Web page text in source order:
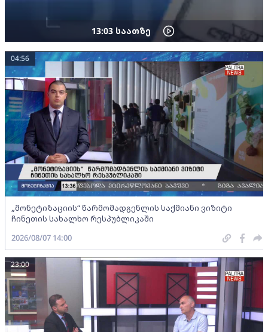
13:03საათზე
„მონეტიზაციის“ წარმომადგენლის საქმიანი ვიზიტი
ჩინეთის სახალხო რესპუბლიკაში
04:56
2026/08/07 14:00
23:00